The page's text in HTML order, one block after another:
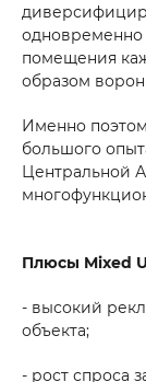
помещения
образом
Именно
большого
Центральной
Плюсы Mixed
- высокий
объекта;
- рост спроса